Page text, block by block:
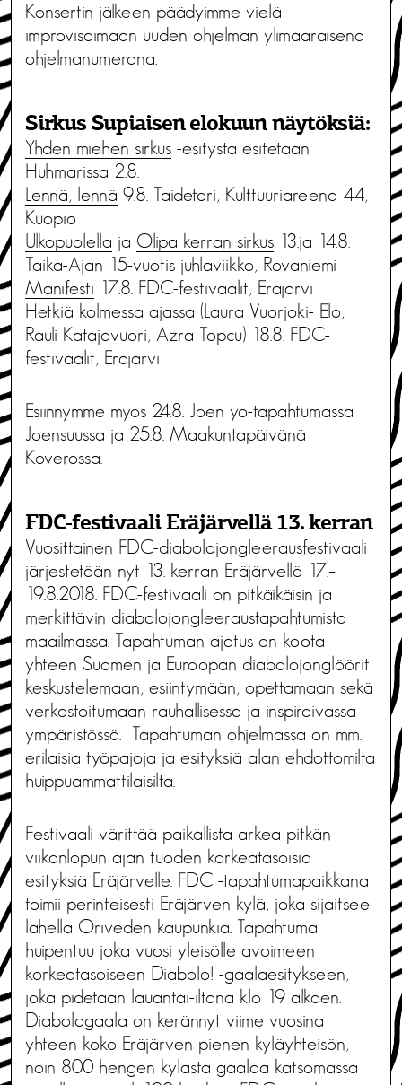
Konsertin jälkeen päädyimme vielä
improvisoimaan uuden ohjelman ylimääräisenä
ohjelmanumerona.
Sirkus Supiaisen elokuun näytöksiä:
Yhden miehen sirkus -esitystä esitetään
Huhmarissa 2.8.
Lennä, lennä 9.8. Taidetori, Kulttuuriareena 44,
Kuopio
Ulkopuolella ja Olipa kerran sirkus 13.ja 14.8.
Taika-Ajan 15-vuotis juhlaviikko, Rovaniemi
Manifesti 17.8. FDC-festivaalit, Eräjärvi
Hetkiä kolmessa ajassa (Laura Vuorjoki- Elo,
Rauli Katajavuori, Azra Topcu) 18.8. FDC-
festivaalit, Eräjärvi
Esiinnymme myös 24.8. Joen yö-tapahtumassa
Joensuussa ja 25.8. Maakuntapäivänä
Koverossa.
FDC-festivaali Eräjärvellä 13. kerran
Vuosittainen FDC-diabolojongleerausfestivaali
järjestetään nyt 13. kerran Eräjärvellä 17.–
19.8.2018. FDC-festivaali on pitkäikäisin ja
merkittävin diabolojongleeraustapahtumista
maailmassa. Tapahtuman ajatus on koota
yhteen Suomen ja Euroopan diabolojonglöörit
keskustelemaan, esiintymään, opettamaan sekä
verkostoitumaan rauhallisessa ja inspiroivassa
ympäristössä. Tapahtuman ohjelmassa on mm.
erilaisia työpajoja ja esityksiä alan ehdottomilta
huippuammattilaisilta.
Festivaali värittää paikallista arkea pitkän
viikonlopun ajan tuoden korkeatasoisia
esityksiä Eräjärvelle. FDC -tapahtumapaikkana
toimii perinteisesti Eräjärven kylä, joka sijaitsee
lähellä Oriveden kaupunkia. Tapahtuma
huipentuu joka vuosi yleisölle avoimeen
korkeatasoiseen Diabolo! -gaalaesitykseen,
joka pidetään lauantai-iltana klo 19 alkaen.
Diabologaala on kerännyt viime vuosina
yhteen koko Eräjärven pienen kyläyhteisön,
noin 800 hengen kylästä gaalaa katsomassa